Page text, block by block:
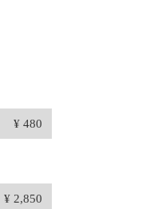
¥ 480
¥ 2,850